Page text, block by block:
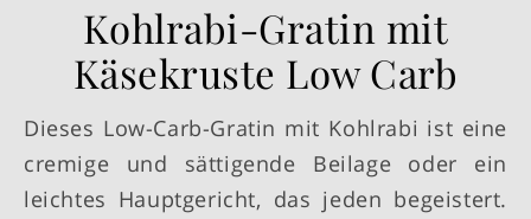
Kohlrabi-Gratin mit
Käsekruste Low Carb
Dieses Low-Carb-Gratin mit Kohlrabi ist eine
cremige und sättigende Beilage oder ein
leichtes Hauptgericht, das jeden begeistert.